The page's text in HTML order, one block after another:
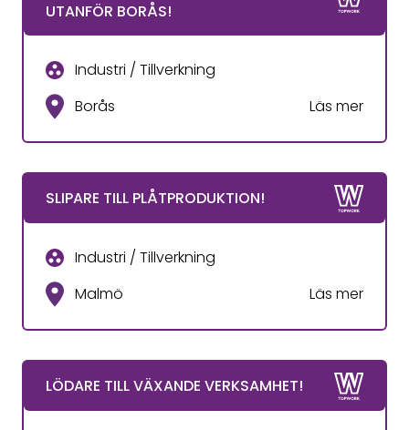
UTANFÖR BORÅS!
Industri / Tillverkning
Borås
Läs mer
SLIPARE TILL PLÅTPRODUKTION!
Industri / Tillverkning
Malmö
Läs mer
LÖDARE TILL VÄXANDE VERKSAMHET!